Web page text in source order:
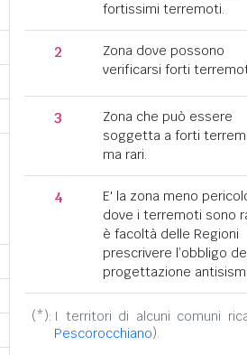
fortissimi terremoti.
2
Zona dove possono
verificarsi forti
3
Zona che può essere
soggetta a forti
ma rari.
4
E' la zona meno
dove i terremoti sono
è facoltà delle Regioni
prescrivere l’obbligo
progettazione
(*): I territori di alcuni comuni
Pescorocchiano).